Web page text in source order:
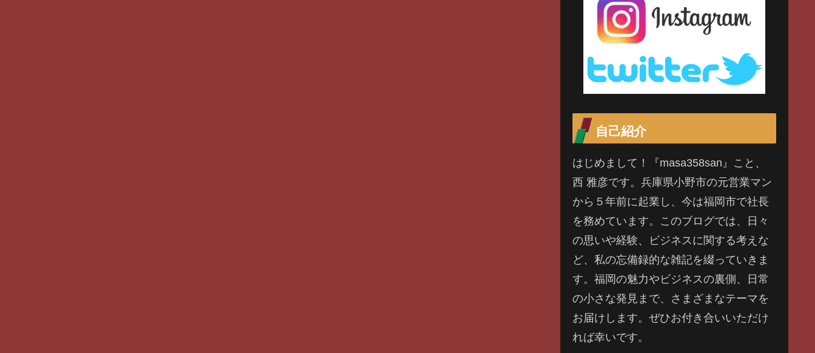
自己紹介
はじめまして！『masa358san』こと、
西 雅彦です。兵庫県小野市の元営業マン
から５年前に起業し、今は福岡市で社長
を務めています。このブログでは、日々
の思いや経験、ビジネスに関する考えな
ど、私の忘備録的な雑記を綴っていきま
す。福岡の魅力やビジネスの裏側、日常
の小さな発見まで、さまざまなテーマを
お届けします。ぜひお付き合いいただけ
れば幸いです。